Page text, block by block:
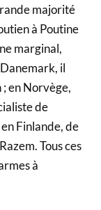
majorité
à Poutine
marginal,
il
; en Norvège,
de
Finlande, de
Tous ces
à